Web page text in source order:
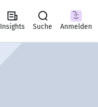
Insights Suche Anmelden